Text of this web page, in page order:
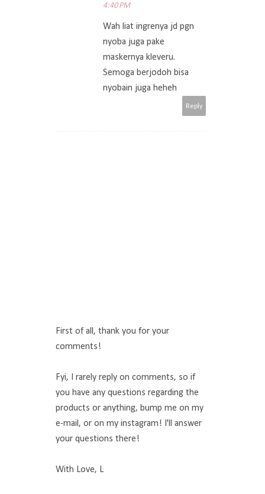
4:40 PM
Wah liat ingrenya jd pgn
nyoba juga pake
maskernya kleveru.
Semoga berjodoh bisa
nyobain juga heheh
Reply
First of all, thank you for your
comments!
Fyi, I rarely reply on comments, so if
you have any questions regarding the
products or anything, bump me on my
e-mail, or on my instagram! I'll answer
your questions there!
With Love, L